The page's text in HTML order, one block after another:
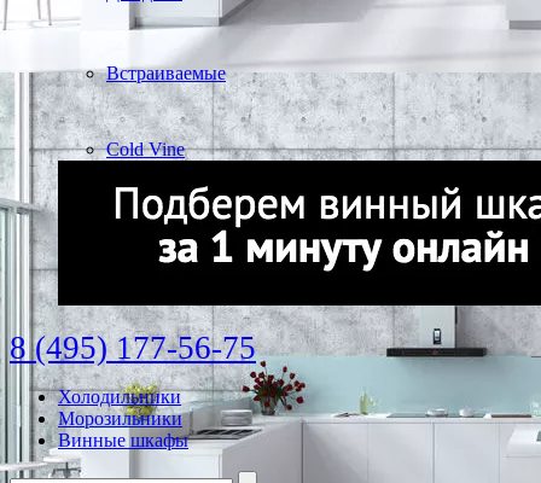
Встраиваемые
Cold Vine
8 (495) 177-56-75
Холодильники
Морозильники
Винные шкафы